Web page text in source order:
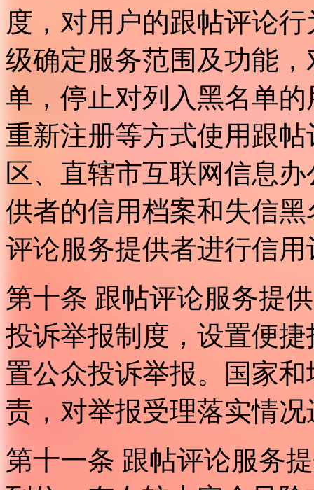
度，对用户的跟帖评论
级确定服务范围及功能
单，停止对列入黑名单
重新注册等方式使用跟
区、直辖市互联网信息
供者的信用档案和失信
评论服务提供者进行信用
第十条 跟帖评论服务提
投诉举报制度，设置便
置公众投诉举报。国家
责，对举报受理落实情
第十一条 跟帖评论服务